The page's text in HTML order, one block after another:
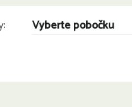
Vyberte pobočku